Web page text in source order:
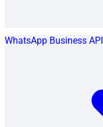
WhatsApp Business API